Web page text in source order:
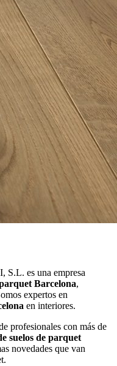
S.L. es una empresa
Barcelona,
expertos en
en interiores.
profesionales con más de
suelos de parquet
novedades que van